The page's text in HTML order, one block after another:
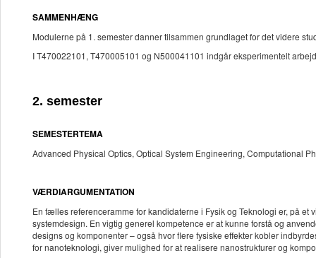
SAMMENHÆNG
Modulerne på 1. semester danner tilsammen grundlaget for det videre
I T470022101, T470005101 og N500041101 indgår eksperimentelt
2. semester
SEMESTERTEMA
Advanced Physical Optics, Optical System Engineering, Computational
VÆRDIARGUMENTATION
En fælles referenceramme for kandidaterne i Fysik og Teknologi er, på
systemdesign. En vigtig generel kompetence er at kunne forstå og
designs og komponenter – også hvor flere fysiske effekter kobler
for nanoteknologi, giver mulighed for at realisere nanostrukturer og